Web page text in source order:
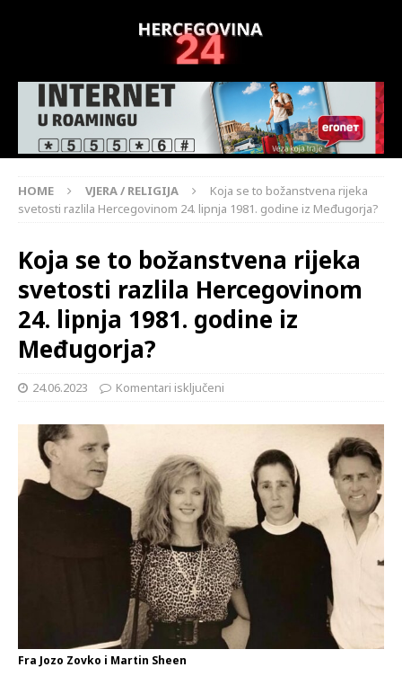
HOME VJERA / RELIGIJA
Koja se to božanstvena rijeka
svetosti razlila Hercegovinom 24. lipnja 1981. godine iz Međugorja?
Koja se to božanstvena rijeka
svetosti razlila Hercegovinom
24. lipnja 1981. godine iz
Međugorja?
24.06.2023 Komentari isključeni
Fra Jozo Zovko i Martin Sheen